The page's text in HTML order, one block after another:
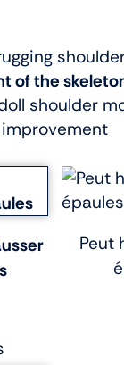
of the
shoulder
improvement
Peut